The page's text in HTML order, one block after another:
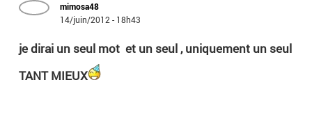
mimosa48
14/juin/2012 - 18h43
je dirai un seul mot et un seul , uniquement un seul
TANT MIEUX